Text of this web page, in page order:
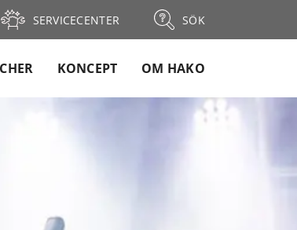
SERVICECENTER SÖK
KONCEPT OM HAKO